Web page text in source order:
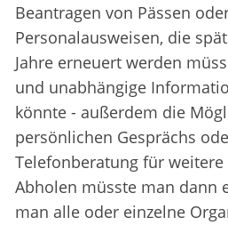
Beantragen von Pässen
Personalausweisen, die
Jahre erneuert werden
und unabhängige
könnte - außerdem die
persönlichen Gesprächs
Telefonberatung für weitere
Abholen müsste man dann
man alle oder einzelne